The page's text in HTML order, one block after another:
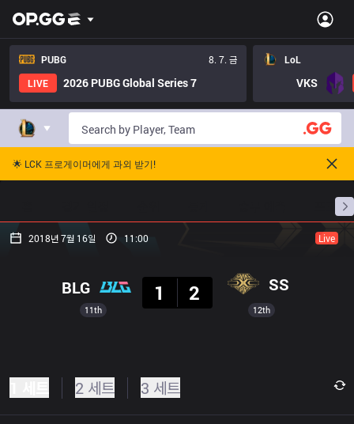
PUBG
8. 7. 금
LIVE
2026 PUBG Global Series 7
LoL
VKS
🌟 LCK 프로게이머에게 과외 받기!
프로빌
2018년 7월 16일 11:00 Live
11th
BLG
1
2 SS
12th
2 세트 3 세트